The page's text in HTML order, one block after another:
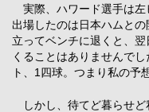
実際、ハワード選手は左
出場したのは日本ハムと
立ってベンチに退くと、
くることはありませんで
ト、1四球。つまり私の予
しかし、待てど暮らせど